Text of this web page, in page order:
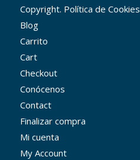
Copyright. Política de Cookies
Blog
Carrito
Cart
Checkout
Conócenos
Contact
Finalizar compra
Mi cuenta
My Account